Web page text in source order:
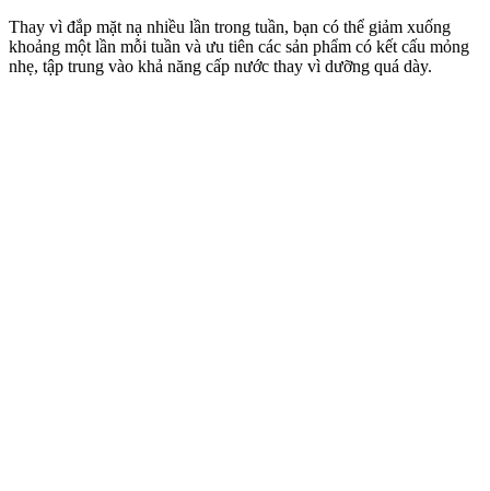
Thay vì đắp mặt nạ nhiều lần trong tuần, bạn có thể giảm xuống
khoảng một lần mỗi tuần và ưu tiên các sản phẩm có kết cấu mỏng
nhẹ, tập trung vào khả năng cấp nước thay vì dưỡng quá dày.